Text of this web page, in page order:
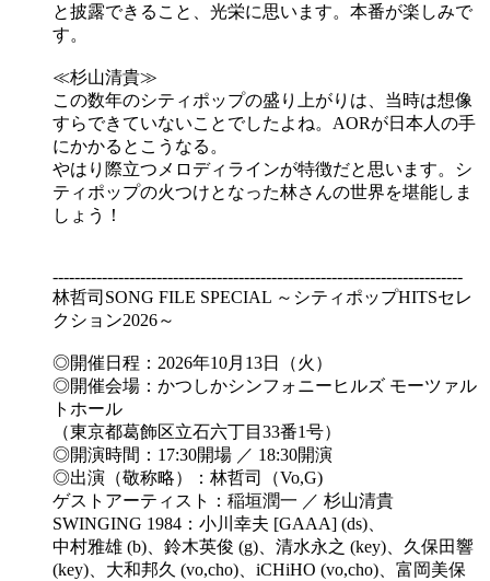
と披露できること、光栄に思います。本番が楽しみで
す。
≪杉山清貴≫
この数年のシティポップの盛り上がりは、当時は想像
すらできていないことでしたよね。AORが日本人の手
にかかるとこうなる。
やはり際立つメロディラインが特徴だと思います。シ
ティポップの火つけとなった林さんの世界を堪能しま
しょう！
---------------------------------------------------------------------------
林哲司SONG FILE SPECIAL ～シティポップHITSセレ
クション2026～
◎開催日程：2026年10月13日（火）
◎開催会場：かつしかシンフォニーヒルズ モーツァル
トホール
（東京都葛飾区立石六丁目33番1号）
◎開演時間：17:30開場 ／ 18:30開演
◎出演（敬称略）：林哲司（Vo,G)
ゲストアーティスト：稲垣潤一 ／ 杉山清貴
SWINGING 1984：小川幸夫 [GAAA] (ds)、
中村雅雄 (b)、鈴木英俊 (g)、清水永之 (key)、久保田響
(key)、大和邦久 (vo,cho)、iCHiHO (vo,cho)、富岡美保